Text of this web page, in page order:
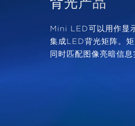
Mini LED可以用作显
集成LED背光矩阵。
同时匹配图像亮暗信